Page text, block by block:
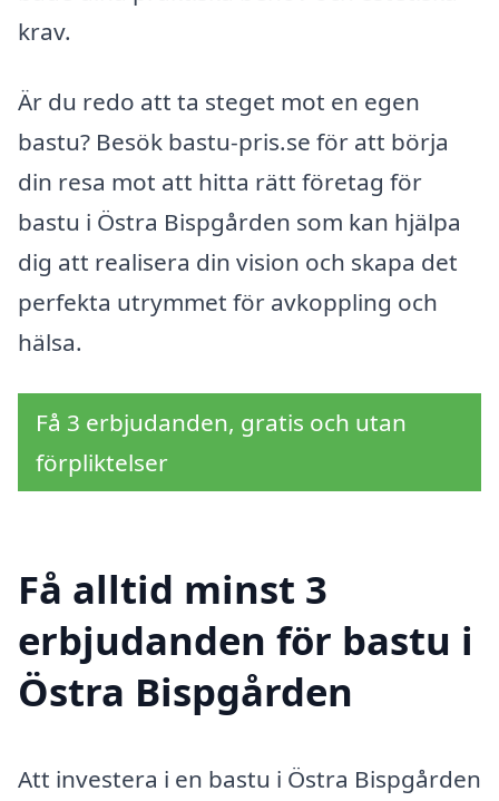
krav.
Är du redo att ta steget mot en egen
bastu? Besök bastu-pris.se för att börja
din resa mot att hitta rätt företag för
bastu i Östra Bispgården som kan hjälpa
dig att realisera din vision och skapa det
perfekta utrymmet för avkoppling och
hälsa.
Få 3 erbjudanden, gratis och utan
förpliktelser
Få alltid minst 3
erbjudanden för bastu i
Östra Bispgården
Att investera i en bastu i Östra Bispgården